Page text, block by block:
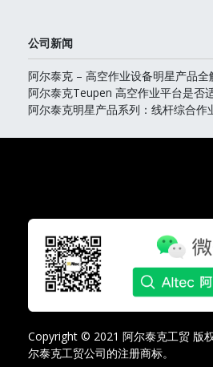
公司新闻
阿尔泰克 – 高空作业设备明星产品全
阿尔泰克Teupen 高空作业平台是否
阿尔泰克明星产品系列：线杆综合作
Copyright © 2021 阿尔泰克工贸 版
尔泰克工贸公司的注册商标。